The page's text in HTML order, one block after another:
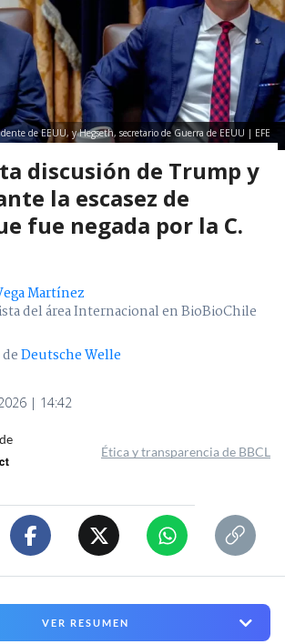
de EEUU, y Hegseth, secretario de Guerra de EEUU | EFE
discusión de Trump y
la escasez de
fue negada por la C.
Martínez
del área Internacional en BioBioChile
Deutsche Welle
| 14:42
Ética y transparencia de BBCL
VER RESUMEN